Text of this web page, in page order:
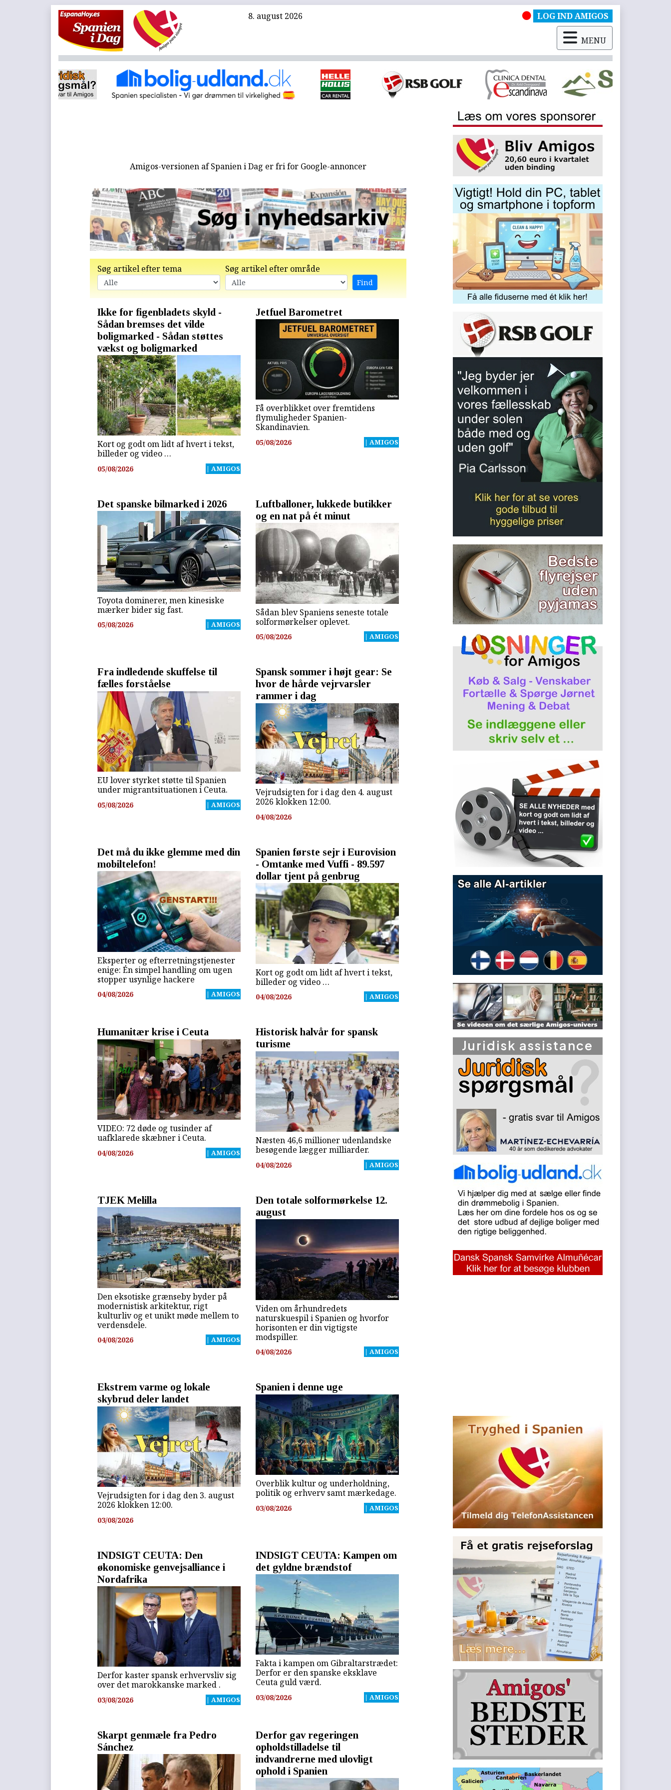
8. august 2026 LOG IND AMIGOS
MENU
Amigos-versionen af Spanien i Dag er fri for Google-annoncer
Søg artikel efter tema Søg artikel efter område
Ikke for figenbladets skyld -
Sådan bremses det vilde
boligmarked - Sådan støttes
vækst og boligmarked
Kort og godt om lidt af hvert i tekst,
billeder og video …
05/08/2026 | AMIGOS
Jetfuel Barometret
Få overblikket over fremtidens
flymuligheder Spanien-
Skandinavien.
05/08/2026 | AMIGOS
Det spanske bilmarked i 2026
Toyota dominerer, men kinesiske
mærker bider sig fast.
05/08/2026 | AMIGOS
Luftballoner, lukkede butikker
og en nat på ét minut
Sådan blev Spaniens seneste totale
solformørkelser oplevet.
05/08/2026 | AMIGOS
Fra indledende skuffelse til
fælles forståelse
EU lover styrket støtte til Spanien
under migrantsituationen i Ceuta.
05/08/2026 | AMIGOS
Spansk sommer i højt gear: Se
hvor de hårde vejrvarsler
rammer i dag
Vejrudsigten for i dag den 4. august
2026 klokken 12:00.
04/08/2026
Det må du ikke glemme med din
mobiltelefon!
Eksperter og efterretningstjenester
enige: Én simpel handling om ugen
stopper usynlige hackere
04/08/2026 | AMIGOS
Spanien første sejr i Eurovision
- Omtanke med Vuffi - 89.597
dollar tjent på genbrug
Kort og godt om lidt af hvert i tekst,
billeder og video …
04/08/2026 | AMIGOS
Humanitær krise i Ceuta
VIDEO: 72 døde og tusinder af
uafklarede skæbner i Ceuta.
04/08/2026 | AMIGOS
Historisk halvår for spansk
turisme
Næsten 46,6 millioner udenlandske
besøgende lægger milliarder.
04/08/2026 | AMIGOS
TJEK Melilla
Den eksotiske grænseby byder på
modernistisk arkitektur, rigt
kulturliv og et unikt møde mellem to
verdensdele.
04/08/2026 | AMIGOS
Den totale solformørkelse 12.
august
Viden om århundredets
naturskuespil i Spanien og hvorfor
horisonten er din vigtigste
modspiller.
04/08/2026 | AMIGOS
Ekstrem varme og lokale
skybrud deler landet
Vejrudsigten for i dag den 3. august
2026 klokken 12:00.
03/08/2026
Spanien i denne uge
Overblik kultur og underholdning,
politik og erhverv samt mærkedage.
03/08/2026 | AMIGOS
INDSIGT CEUTA: Den
økonomiske genvejsalliance i
Nordafrika
Derfor kaster spansk erhvervsliv sig
over det marokkanske marked .
03/08/2026 | AMIGOS
INDSIGT CEUTA: Kampen om
det gyldne brændstof
Fakta i kampen om Gibraltarstrædet:
Derfor er den spanske eksklave
Ceuta guld værd.
03/08/2026 | AMIGOS
Skarpt genmæle fra Pedro
Sánchez
Derfor gav regeringen
opholdstilladelse til
indvandrerne med ulovligt
ophold i Spanien